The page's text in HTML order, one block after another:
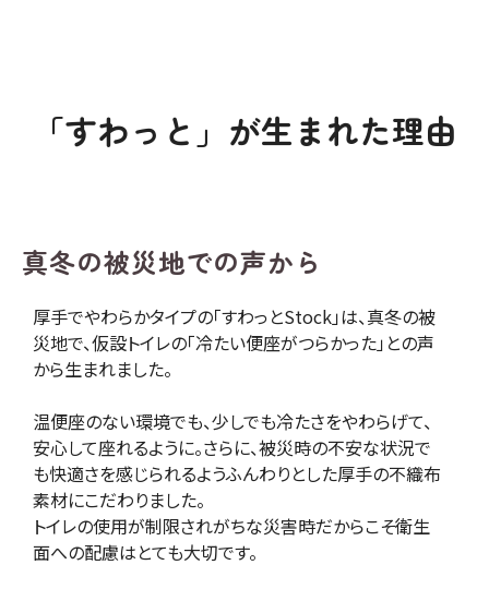
「すわっと」が生まれた理由
真冬の被災地での声から
厚手でやわらかタイプの「すわっとStock」は、真冬の被
災地で、仮設トイレの「冷たい便座がつらかった」との声
から生まれました。
温便座のない環境でも、少しでも冷たさをやわらげて、
安心して座れるように。さらに、被災時の不安な状況で
も快適さを感じられるようふんわりとした厚手の不織布
素材にこだわりました。
トイレの使用が制限されがちな災害時だからこそ衛生
面への配慮はとても大切です。